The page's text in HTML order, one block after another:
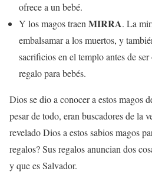
ofrece a un bebé.
Y los magos traen MIRRA. La
embalsamar a los muertos, y
sacrificios en el templo antes de
regalo para bebés.
Dios se dio a conocer a estos magos
pesar de todo, eran buscadores de la
revelado Dios a estos sabios magos
regalos? Sus regalos anuncian dos
y que es Salvador.